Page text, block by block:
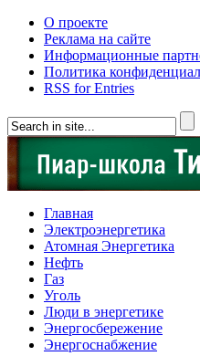
О проекте
Реклама на сайте
Информационные
Политика
RSS for Entries
Главная
Электроэнергетика
Атомная Энергетика
Нефть
Газ
Уголь
Люди в энергетике
Энергосбережение
Энергоснабжение